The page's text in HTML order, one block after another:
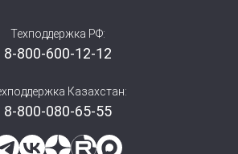
Техподдержка РФ:
8-800-600-12-12
Казахстан:
8-800-080-65-55